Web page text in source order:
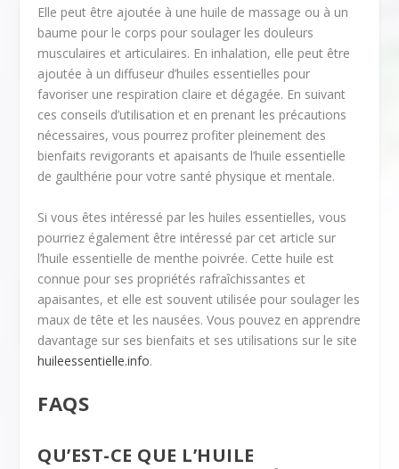
Elle peut être ajoutée à une huile de massage ou à un
baume pour le corps pour soulager les douleurs
musculaires et articulaires. En inhalation, elle peut être
ajoutée à un diffuseur d’huiles essentielles pour
favoriser une respiration claire et dégagée. En suivant
ces conseils d’utilisation et en prenant les précautions
nécessaires, vous pourrez profiter pleinement des
bienfaits revigorants et apaisants de l’huile essentielle
de gaulthérie pour votre santé physique et mentale.
Si vous êtes intéressé par les huiles essentielles, vous
pourriez également être intéressé par cet article sur
l’huile essentielle de menthe poivrée. Cette huile est
connue pour ses propriétés rafraîchissantes et
apaisantes, et elle est souvent utilisée pour soulager les
maux de tête et les nausées. Vous pouvez en apprendre
davantage sur ses bienfaits et ses utilisations sur le site
huileessentielle.info.
FAQS
QU’EST-CE QUE L’HUILE